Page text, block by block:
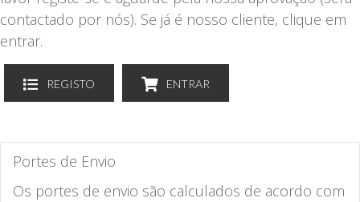
contactado por nós). Se já é nosso cliente, clique em
entrar.
REGISTO ENTRAR
Portes de Envio
Os portes de envio são calculados de acordo com